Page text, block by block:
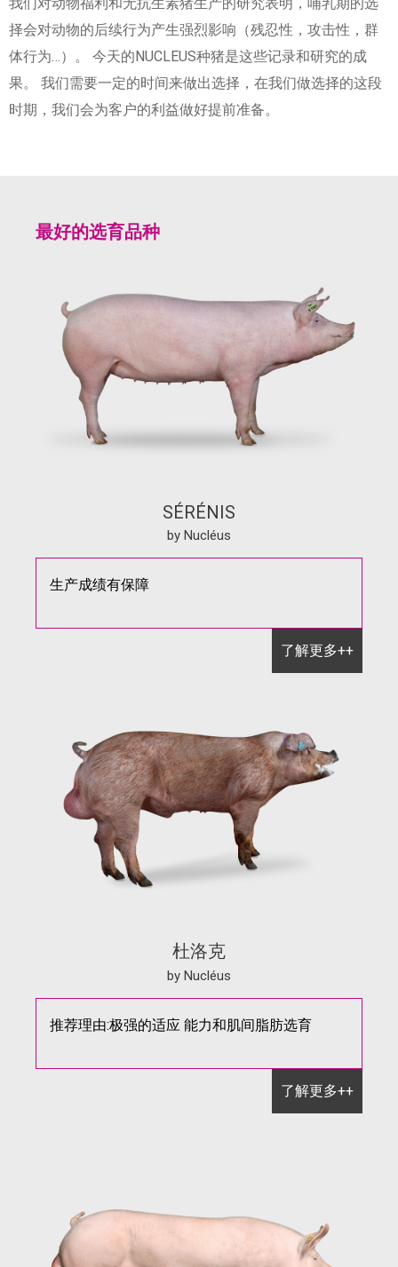
择会对动物的后续行为产生强烈影响（残忍性，攻击性，群
体行为…）。 今天的NUCLEUS种猪是这些记录和研究的成
果。 我们需要一定的时间来做出选择，在我们做选择的这段
时期，我们会为客户的利益做好提前准备。
最好的选育品种
SÉRÉNIS
by Nucléus
生产成绩有保障
了解更多++
杜洛克
by Nucléus
推荐理由:极强的适应 能力和肌间脂肪选育
了解更多++